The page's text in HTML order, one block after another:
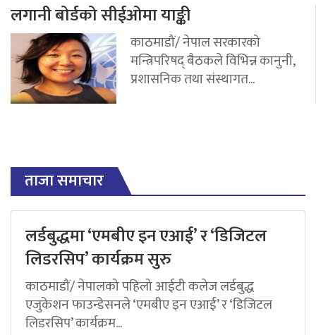
लगानी बोर्डको सीईओमा याङ्की
काठमाडौं/ नेपाल सरकारको
मन्त्रिपरिषद् बैठकले विभिन्न कानुनी,
प्रशासनिक तथा संस्थागत...
ताजा समाचार
लर्डबुद्धमा ‘एमबीए इन एआई’ र ‘डिजिटल
लिडरसिप’ कार्यक्रम सुरु
काठमाडौं/ नेपालको पहिलो आईटी कलेज लर्डबुद्ध
एजुकेशन फाउन्डेसनले ‘एमबीए इन एआई’ र ‘डिजिटल
लिडरसिप’ कार्यक्रम...